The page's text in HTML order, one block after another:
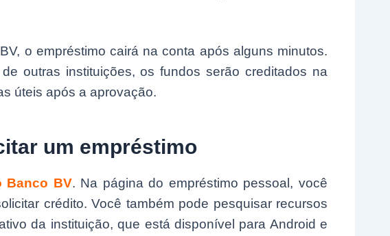
o empréstimo cairá na conta após alguns minutos.
outras instituições, os fundos serão creditados na
úteis após a aprovação.
um empréstimo
Banco BV. Na página do empréstimo pessoal, você
crédito. Você também pode pesquisar recursos
da instituição, que está disponível para Android e